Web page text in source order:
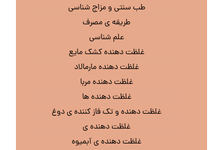
طب سنتی و مزاج شناسی
طریقه ی مصرف
علم شناسی
غلظت دهنده کشک مایع
غلظت دهنده مارمالاد
غلظت دهنده مربا
غلظت دهنده ها
غلظت دهنده و تک فاز کننده ی دوغ
غلظت دهنده ی
غلظت دهنده ی آبمیوه